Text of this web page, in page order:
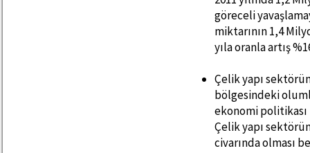
göreceli
miktarının 1,4
yıla oranla artış
Çelik yapı
bölgesindeki
ekonomi politikası
Çelik yapı
civarında olması